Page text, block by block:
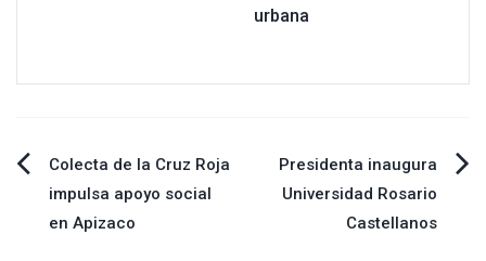
urbana
Navegación
de
Colecta de la Cruz Roja
impulsa apoyo social
en Apizaco
Presidenta inaugura
Universidad Rosario
Castellanos